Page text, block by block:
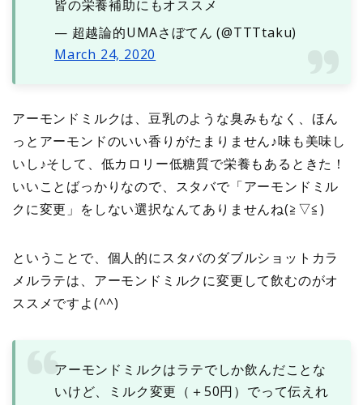
皆の栄養補助にもオススメ
— 超越論的UMAさぼてん (@TTTtaku)
March 24, 2020
アーモンドミルクは、豆乳のような臭みもなく、ほん
っとアーモンドのいい香りがたまりません♪味も美味し
いし♪そして、低カロリー低糖質で栄養もあるときた！
いいことばっかりなので、スタバで「アーモンドミル
クに変更」をしない選択なんてありませんね(≧▽≦)
ということで、個人的にスタバのダブルショットカラ
メルラテは、アーモンドミルクに変更して飲むのがオ
ススメですよ(^^)
アーモンドミルクはラテでしか飲んだことな
いけど、ミルク変更（＋50円）でって伝えれ